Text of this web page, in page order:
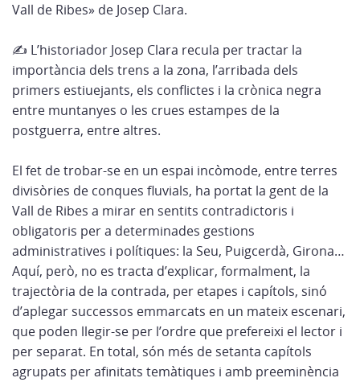
Vall de Ribes» de Josep Clara.
✍️ L’historiador Josep Clara recula per tractar la
importància dels trens a la zona, l’arribada dels
primers estiuejants, els conflictes i la crònica negra
entre muntanyes o les crues estampes de la
postguerra, entre altres.
El fet de trobar-se en un espai incòmode, entre terres
divisòries de conques fluvials, ha portat la gent de la
Vall de Ribes a mirar en sentits contradictoris i
obligatoris per a determinades gestions
administratives i polítiques: la Seu, Puigcerdà, Girona…
Aquí, però, no es tracta d’explicar, formalment, la
trajectòria de la contrada, per etapes i capítols, sinó
d’aplegar successos emmarcats en un mateix escenari,
que poden llegir-se per l’ordre que prefereixi el lector i
per separat. En total, són més de setanta capítols
agrupats per afinitats temàtiques i amb preeminència